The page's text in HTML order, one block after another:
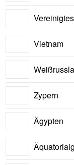
Vietnam
Zypern
Ägypten